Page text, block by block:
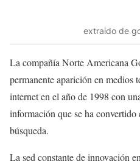
extraido de
La compañía Norte Americana
permanente aparición en medios
internet en el año de 1998 con
información que se ha
búsqueda.
La sed constante de innovación